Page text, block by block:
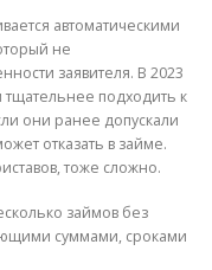
автоматическими
не
заявителя. В 2023
тщательнее подходить к
они ранее допускали
отказать в займе.
тоже сложно.
займов без
суммами, сроками